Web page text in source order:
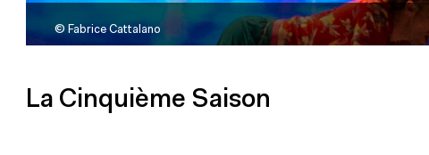
© Fabrice Cattalano
La Cinquième Saison